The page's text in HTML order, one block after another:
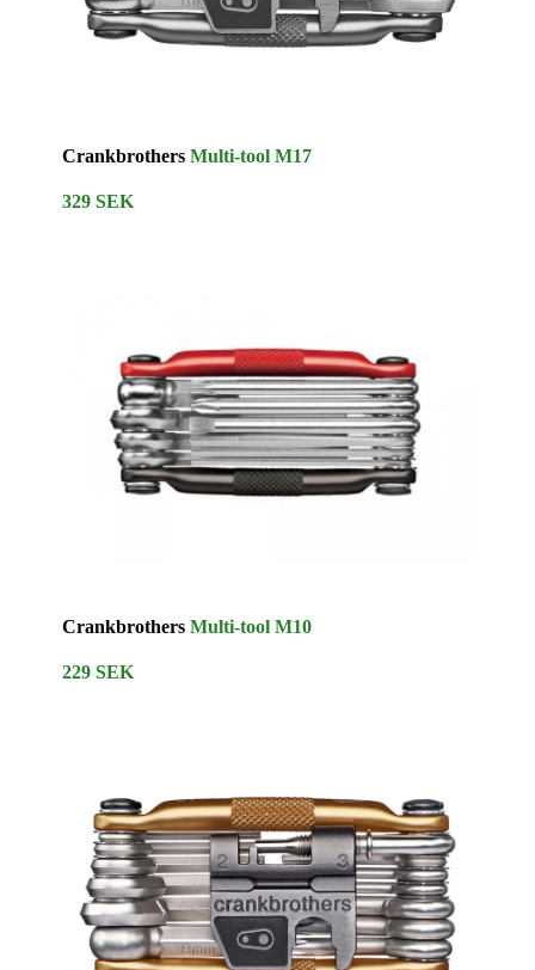
CrankbrothersMulti-tool M17
329 SEK
CrankbrothersMulti-tool M10
229 SEK